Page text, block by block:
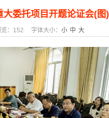
委托项目开题论证会(图)
： 152 字体大小： 小 中 大